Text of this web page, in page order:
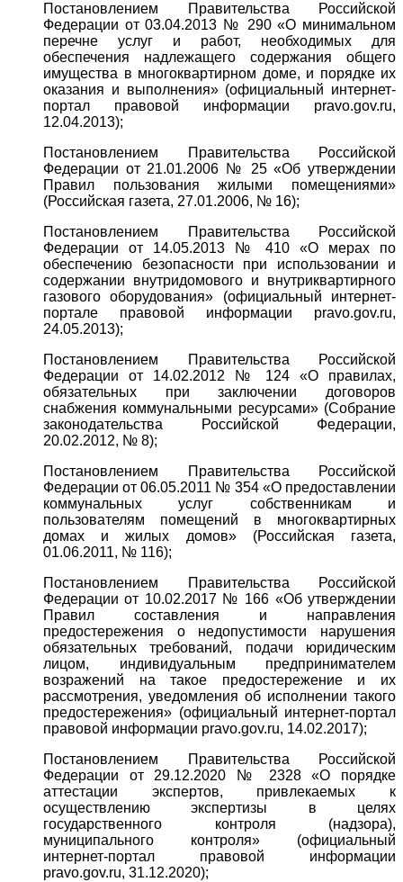
Постановлением Правительства Российской
Федерации от 03.04.2013 № 290 «О минимальном
перечне услуг и работ, необходимых для
обеспечения надлежащего содержания общего
имущества в многоквартирном доме, и порядке их
оказания и выполнения» (официальный интернет-
портал правовой информации pravo.gov.ru,
12.04.2013);
Постановлением Правительства Российской
Федерации от 21.01.2006 № 25 «Об утверждении
Правил пользования жилыми помещениями»
(Российская газета, 27.01.2006, № 16);
Постановлением Правительства Российской
Федерации от 14.05.2013 № 410 «О мерах по
обеспечению безопасности при использовании и
содержании внутридомового и внутриквартирного
газового оборудования» (официальный интернет-
портале правовой информации pravo.gov.ru,
24.05.2013);
Постановлением Правительства Российской
Федерации от 14.02.2012 № 124 «О правилах,
обязательных при заключении договоров
снабжения коммунальными ресурсами» (Собрание
законодательства Российской Федерации,
20.02.2012, № 8);
Постановлением Правительства Российской
Федерации от 06.05.2011 № 354 «О предоставлении
коммунальных услуг собственникам и
пользователям помещений в многоквартирных
домах и жилых домов» (Российская газета,
01.06.2011, № 116);
Постановлением Правительства Российской
Федерации от 10.02.2017 № 166 «Об утверждении
Правил составления и направления
предостережения о недопустимости нарушения
обязательных требований, подачи юридическим
лицом, индивидуальным предпринимателем
возражений на такое предостережение и их
рассмотрения, уведомления об исполнении такого
предостережения» (официальный интернет-портал
правовой информации pravo.gov.ru, 14.02.2017);
Постановлением Правительства Российской
Федерации от 29.12.2020 № 2328 «О порядке
аттестации экспертов, привлекаемых к
осуществлению экспертизы в целях
государственного контроля (надзора),
муниципального контроля» (официальный
интернет-портал правовой информации
pravo.gov.ru, 31.12.2020);